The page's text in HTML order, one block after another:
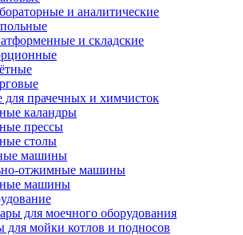
и аналитические
и складские
для прачечных и химчисток
каландры
прессы
столы
машины
отжимные машины
машины
для моечного оборудования
мойки котлов и подносов